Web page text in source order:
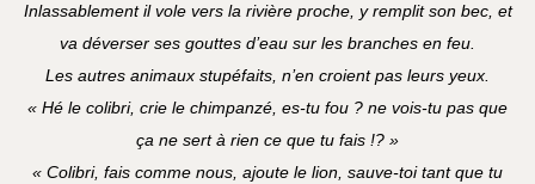
Inlassablement il vole vers la rivière proche, y remplit son bec, et
va déverser ses gouttes d’eau sur les branches en feu.
Les autres animaux stupéfaits, n’en croient pas leurs yeux.
« Hé le colibri, crie le chimpanzé, es-tu fou ? ne vois-tu pas que
ça ne sert à rien ce que tu fais !? »
« Colibri, fais comme nous, ajoute le lion, sauve-toi tant que tu